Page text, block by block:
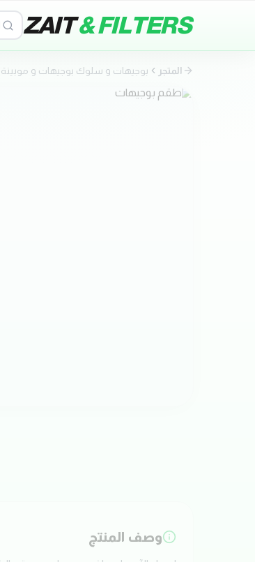
ZAIT& FILTERS
المتجر بوجيهات و سلوك بوجيهات و موبينة
وصف المنتج